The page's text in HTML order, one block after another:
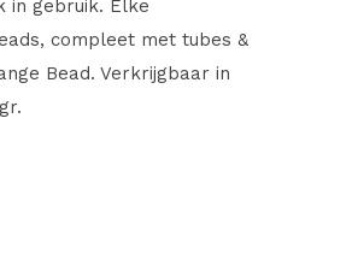
in gebruik. Elke
compleet met tubes &
Bead. Verkrijgbaar in